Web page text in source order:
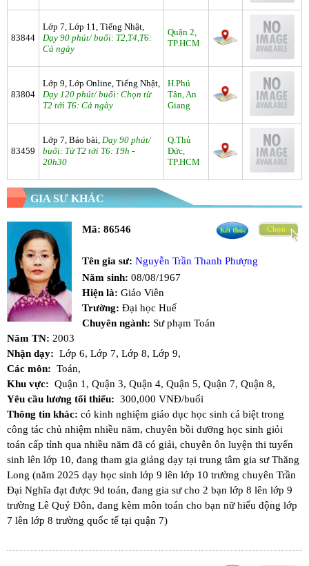
83844
Lớp 7, Lớp 11, Tiếng Nhật,
Dạy 90 phút/ buổi: T2,T4,T6:
Cả ngày
Quận 2,
TP.HCM
83804
Lớp 9, Lớp Online, Tiếng Nhật,
Dạy 120 phút/ buổi: Chọn từ
T2 tới T6: Cả ngày
H.Phú
Tân, An
Giang
83459
Lớp 7, Báo bài, Dạy 90 phút/
buổi: Từ T2 tới T6: 19h -
20h30
Q.Thủ
Đức,
TP.HCM
GIA SƯ KHÁC
Mã: 86546
Tên gia sư: Nguyễn Trần Thanh Phượng
Năm sinh: 08/08/1967
Hiện là: Giáo Viên
Trường: Đại học Huế
Chuyên ngành: Sư phạm Toán
Năm TN: 2003
Nhận dạy: Lớp 6, Lớp 7, Lớp 8, Lớp 9,
Các môn: Toán,
Khu vực: Quận 1, Quận 3, Quận 4, Quận 5, Quận 7, Quận 8,
Yêu cầu lương tối thiểu: 300,000 VNĐ/buổi
Thông tin khác: có kinh nghiệm giáo dục học sinh cá biệt trong
công tác chủ nhiệm nhiều năm, chuyên bồi dưỡng học sinh giỏi
toán cấp tỉnh qua nhiều năm đã có giải, chuyên ôn luyện thi tuyển
sinh lên lớp 10, đang tham gia giảng dạy tại trung tâm gia sư Thăng
Long (năm 2025 dạy học sinh lớp 9 lên lớp 10 trường chuyên Trần
Đại Nghĩa đạt được 9d toán, đang gia sư cho 2 bạn lớp 8 lên lớp 9
trường Lê Quý Đôn, đang kèm môn toán cho bạn nữ hiếu động lớp
7 lên lớp 8 trường quốc tế tại quận 7)